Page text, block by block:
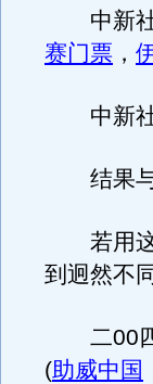
中新社
赛门票 ，
中新社
结果与
若用这
到迥然不
二00四
(助威中国